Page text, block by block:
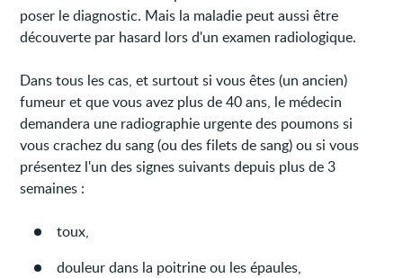
poser le diagnostic. Mais la maladie peut aussi être
découverte par hasard lors d'un examen radiologique.
Dans tous les cas, et surtout si vous êtes (un ancien)
fumeur et que vous avez plus de 40 ans, le médecin
demandera une radiographie urgente des poumons si
vous crachez du sang (ou des filets de sang) ou si vous
présentez l'un des signes suivants depuis plus de 3
semaines :
toux,
douleur dans la poitrine ou les épaules,